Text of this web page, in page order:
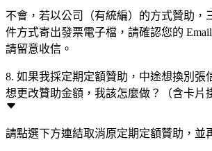
不會，若以公司（有統編）的方式贊助，
件方式寄出發票電子檔，請確認您的
請留意收信。
8. 如果我採定期定額贊助，中途想換別張
想更改贊助金額，我該怎麼做？（含卡片
請點選下方連結取消原定期定額贊助，並